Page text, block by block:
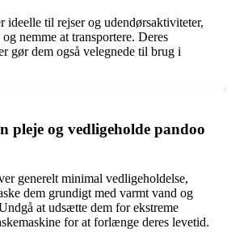
ideelle til rejser og udendørsaktiviteter,
nemme at transportere. Deres
gør dem også velegnede til brug i
pleje og vedligeholde pandoo
generelt minimal vedligeholdelse,
dem grundigt med varmt vand og
at udsætte dem for ekstreme
for at forlænge deres levetid.